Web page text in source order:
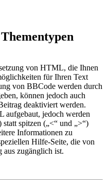
von HTML, die Ihnen
für Ihren Text
von BBCode werden durch
können jedoch auch
deaktiviert werden.
jedoch werden
spitzen („<“ und „>“)
Informationen zu
Hilfe-Seite, die von
aus zugänglich ist.